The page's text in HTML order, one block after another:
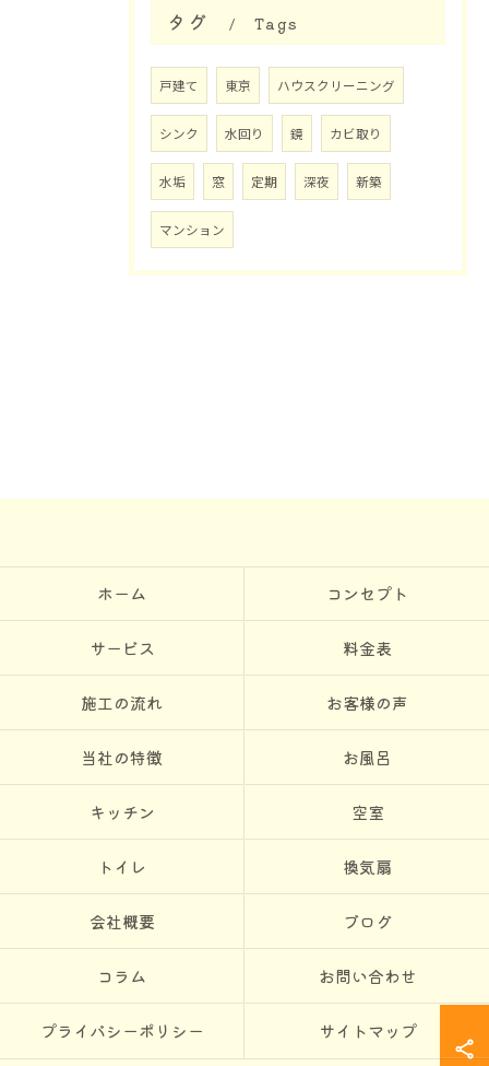
タグ Tags
戸建て 東京 ハウスクリーニング
シンク 水回り 鏡 カビ取り
水垢 窓 定期 深夜 新築
マンション
ホーム コンセプト
サービス 料金表
施工の流れ お客様の声
当社の特徴 お風呂
キッチン 空室
トイレ 換気扇
会社概要 ブログ
コラム お問い合わせ
プライバシーポリシー サイトマップ